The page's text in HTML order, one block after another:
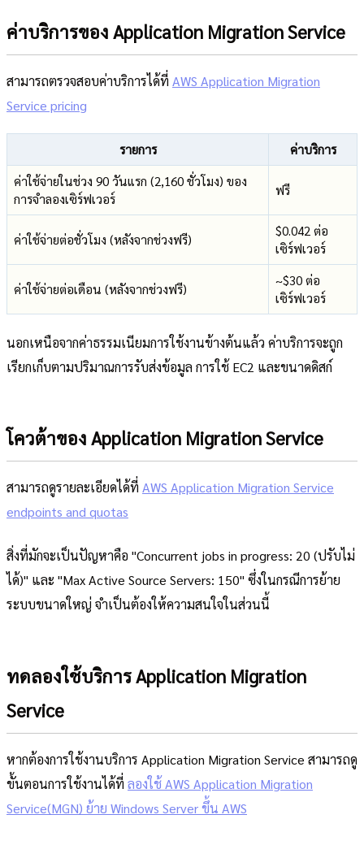
ค่าบริการของ Application Migration Service
สามารถตรวจสอบค่าบริการได้ที่ AWS Application Migration
Service pricing
รายการ
ค่าบริการ
ค่าใช้จ่ายในช่วง 90 วันแรก (2,160 ชั่วโมง) ของ
การจำลองเซิร์ฟเวอร์
ฟรี
ค่าใช้จ่ายต่อชั่วโมง (หลังจากช่วงฟรี)
$0.042 ต่อ
เซิร์ฟเวอร์
ค่าใช้จ่ายต่อเดือน (หลังจากช่วงฟรี)
~$30 ต่อ
เซิร์ฟเวอร์
นอกเหนือจากค่าธรรมเนียมการใช้งานข้างต้นแล้ว ค่าบริการจะถูก
เรียกเก็บตามปริมาณการรับส่งข้อมูล การใช้ EC2 และขนาดดิสก์
โควต้าของ Application Migration Service
สามารถดูรายละเอียดได้ที่ AWS Application Migration Service
endpoints and quotas
สิ่งที่มักจะเป็นปัญหาคือ "Concurrent jobs in progress: 20 (ปรับไม่
ได้)" และ "Max Active Source Servers: 150" ซึ่งในกรณีการย้าย
ระบบขนาดใหญ่ จำเป็นต้องให้ความสนใจในส่วนนี้
ทดลองใช้บริการ Application Migration
Service
หากต้องการใช้งานบริการ Application Migration Service สามารถดู
ขั้นตอนการใช้งานได้ที่ ลองใช้ AWS Application Migration
Service(MGN) ย้าย Windows Server ขึ้น AWS